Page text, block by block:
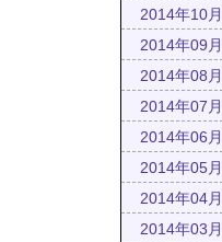
2014年10月
2014年09月
2014年08月
2014年07月
2014年06月
2014年05月
2014年04月
2014年03月